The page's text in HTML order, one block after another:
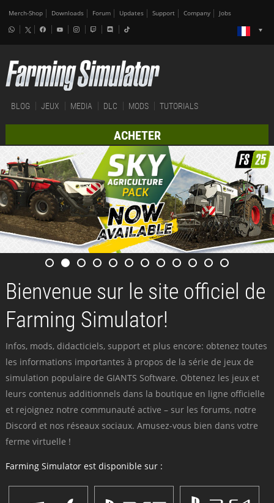
Merch-Shop Downloads Forum Updates Support Company Jobs
BLOG JEUX MEDIA DLC MODS TUTORIALS
ACHETER
Bienvenue sur le site officiel de
Farming Simulator!
Infos, mods, didacticiels, support et plus encore: obtenez toutes
les informations importantes à propos de la série de jeux de
simulation populaire de GIANTS Software. Obtenez les jeux et
leurs contenus additionnels dans la boutique en ligne officielle
et rejoignez notre communauté active – sur les forums, notre
Discord et nos réseaux sociaux. Amusez-vous bien dans votre
ferme virtuelle !
Farming Simulator est disponible sur :